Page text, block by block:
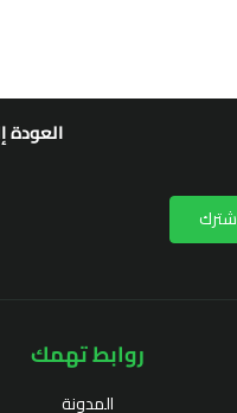
العودة
روابط تهمك
المدونة